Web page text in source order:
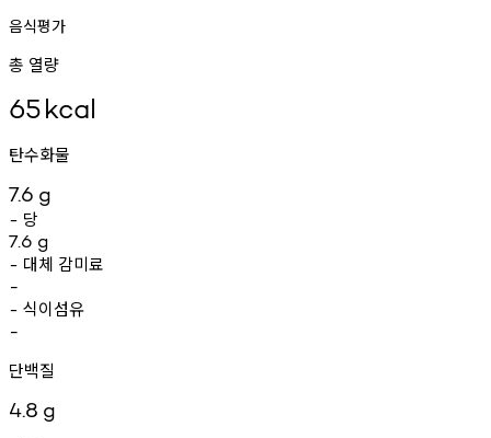
음식평가
총 열량
65kcal
탄수화물
7.6 g
- 당
7.6 g
- 대체 감미료
-
- 식이섬유
-
단백질
4.8 g